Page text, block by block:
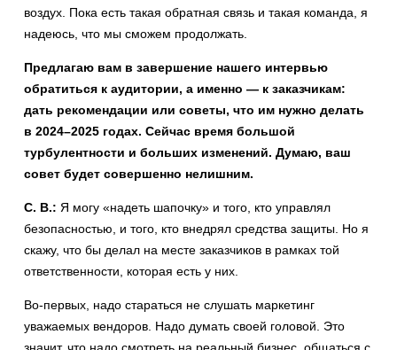
воздух. Пока есть такая обратная связь и такая команда, я
надеюсь, что мы сможем продолжать.
Предлагаю вам в завершение нашего интервью
обратиться к аудитории, а именно — к заказчикам:
дать рекомендации или советы, что им нужно делать
в 2024–2025 годах. Сейчас время большой
турбулентности и больших изменений. Думаю, ваш
совет будет совершенно нелишним.
С. В.: Я могу «надеть шапочку» и того, кто управлял
безопасностью, и того, кто внедрял средства защиты. Но я
скажу, что бы делал на месте заказчиков в рамках той
ответственности, которая есть у них.
Во-первых, надо стараться не слушать маркетинг
уважаемых вендоров. Надо думать своей головой. Это